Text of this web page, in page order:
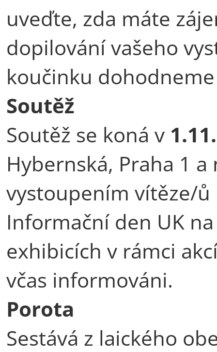
uveďte, zda máte
dopilování vašeho
koučinku
Soutěž
Soutěž se koná v
Hybernská, Praha 1
vystoupením vítěze/
Informační den UK
exhibicích v rámci
včas informováni.
Porota
Sestává z laického